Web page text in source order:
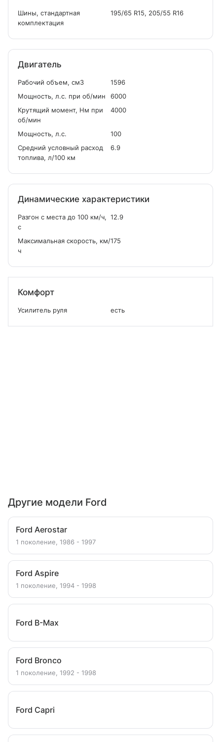
Шины, стандартная
комплектация
195/65 R15, 205/55 R16
Двигатель
Рабочий объем, см3
1596
Мощность, л.с. при об/мин
6000
Крутящий момент, Нм при
об/мин
4000
Мощность, л.с.
100
Средний условный расход
топлива, л/100 км
6.9
Динамические характеристики
Разгон с места до 100 км/ч,
с
12.9
Максимальная скорость, км/
ч
175
Комфорт
Усилитель руля есть
Другие модели Ford
Ford Aerostar
1 поколение, 1986 - 1997
Ford Aspire
1 поколение, 1994 - 1998
Ford B-Max
Ford Bronco
1 поколение, 1992 - 1998
Ford Capri